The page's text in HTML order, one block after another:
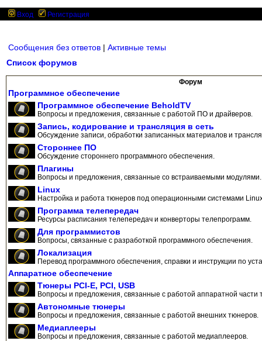
Вход Регистрация
Сообщения без ответов | Активные темы
Список форумов
Форум
Программное обеспечение
Программное обеспечение BeholdTV
Вопросы и предложения, связанные с работой ПО и драйверов.
Запись, кодирование и трансляция в сеть
Обсуждение записи, обработки записанных материалов и
Стороннее ПО
Обсуждение стороннего программного обеспечения.
Плагины
Вопросы и предложения, связанные со встраиваемыми модулями.
Linux
Настройка и работа тюнеров под операционными системами
Программа телепередач
Ресурсы расписания телепередач и конверторы телепрограмм.
Для программистов
Вопросы, связанные с разработкой программного обеспечения.
Локализация
Перевод программного обеспечения, справки и инструкции по
Аппаратное обеспечение
Тюнеры PCI-E, PCI, USB
Вопросы и предложения, связанные с работой аппаратной части
Автономные тюнеры
Вопросы и предложения, связанные с работой внешних тюнеров.
Медиаплееры
Вопросы и предложения, связанные с работой медиаплееров.